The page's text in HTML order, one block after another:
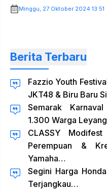
Minggu, 27 Oktober 2024 13:51
Berita Terbaru
Fazzio Youth
JKT48 & Biru Baru
Semarak
1.300 Warga
CLASSY
Perempuan &
Yamaha…
Segini Harga
Terjangkau…